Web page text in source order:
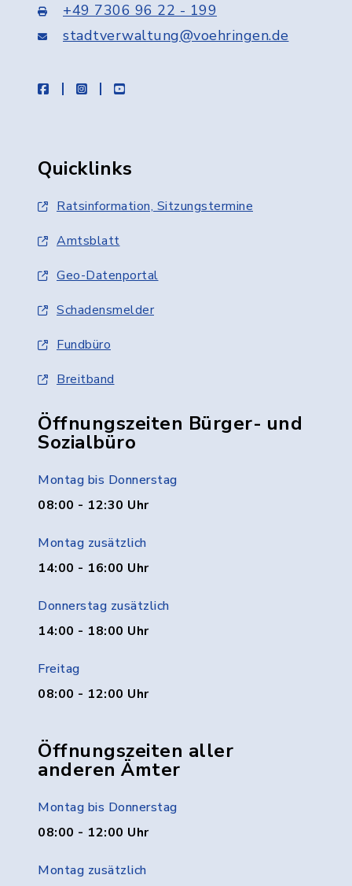
+49 7306 96 22 - 199
stadtverwaltung@voehringen.de
facebookinstagramyoutube
Quicklinks
Ratsinformation, Sitzungstermine
Amtsblatt
Geo-Datenportal
Schadensmelder
Fundbüro
Breitband
Öffnungszeiten Bürger- und
Sozialbüro
Montag bis Donnerstag
08:00 - 12:30 Uhr
Montag zusätzlich
14:00 - 16:00 Uhr
Donnerstag zusätzlich
14:00 - 18:00 Uhr
Freitag
08:00 - 12:00 Uhr
Öffnungszeiten aller
anderen Ämter
Montag bis Donnerstag
08:00 - 12:00 Uhr
Montag zusätzlich